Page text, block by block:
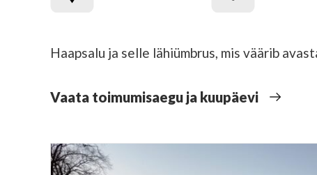
Haapsalu ja selle lähiümbrus, mis väärib
Vaata toimumisaegu ja kuupäevi